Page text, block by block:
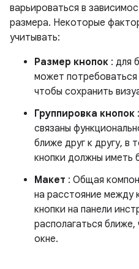
варьироваться в
размера. Некоторые
учитывать:
Размер кнопок : для
может
чтобы сохранить
Группировка кнопок
связаны
ближе друг к другу, в
кнопки должны иметь
Макет : Общая
на расстояние между
кнопки на панели
располагаться
окне.